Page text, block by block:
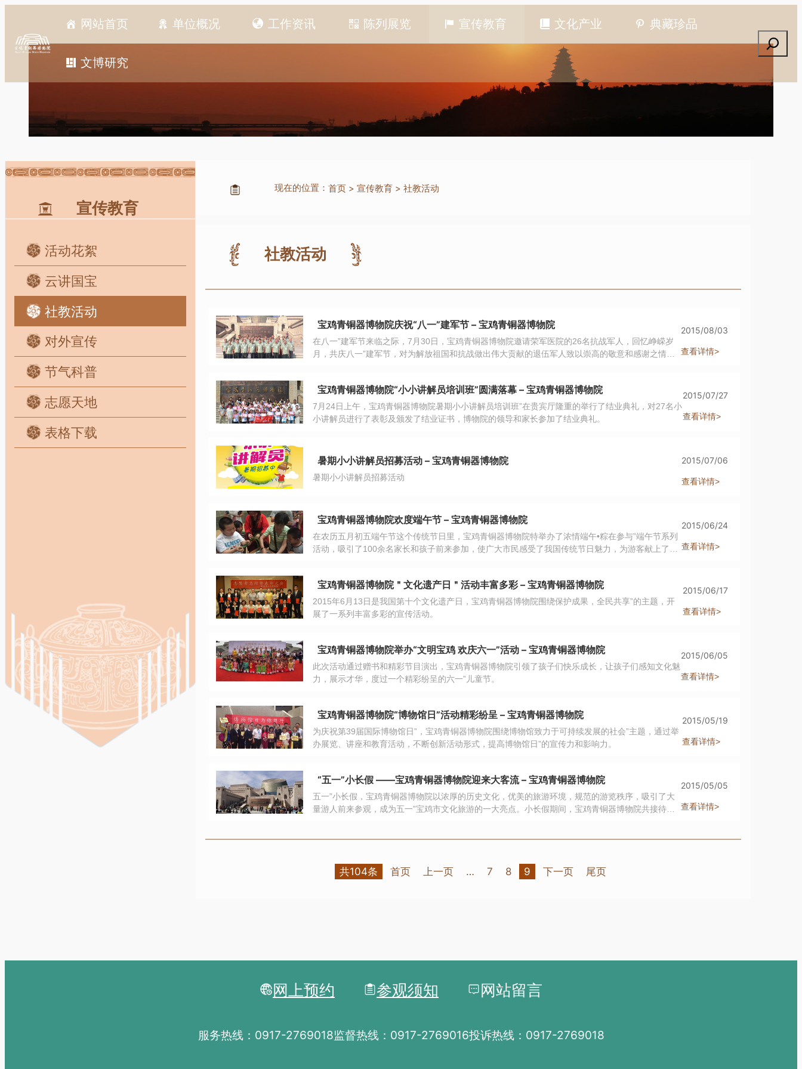
网站首页 单位概况 工作资讯 陈列展览 宣传教育 文化产业 典藏珍品
文博研究
搜索
宣传教育
活动花絮
云讲国宝
社教活动
对外宣传
节气科普
志愿天地
表格下载
现在的位置： 首页 > 宣传教育 > 社教活动
社教活动
宝鸡青铜器博物院庆祝“八一”建军节 – 宝鸡青铜器博物院
在八一”建军节来临之际，7月30日，宝鸡青铜器博物院邀请荣军医院的26名抗战军人，回忆峥嵘岁
月，共庆八一”建军节，对为解放祖国和抗战做出伟大贡献的退伍军人致以崇高的敬意和感谢之情。
枪林弹雨中他们奋不顾身，抛头颅洒热血，英勇抗战，当81岁的老兵齐长才说到侵略战争的血腥和
残酷时，不由自主地哽咽起来，使在场的人纷纷感动的泪流满面，深深地感受到了革命先烈用鲜血和
身躯换得了我们今天和平安宁的生活，更要珍惜来之不易的幸福生活。
2015/08/03
查看详情>
宝鸡青铜器博物院“小小讲解员培训班”圆满落幕 – 宝鸡青铜器博物院
7月24日上午，宝鸡青铜器博物院暑期小小讲解员培训班”在贵宾厅隆重的举行了结业典礼，对27名小
小讲解员进行了表彰及颁发了结业证书，博物院的领导和家长参加了结业典礼。
2015/07/27
查看详情>
暑期小小讲解员招募活动 – 宝鸡青铜器博物院
暑期小小讲解员招募活动
2015/07/06
查看详情>
宝鸡青铜器博物院欢度端午节 – 宝鸡青铜器博物院
在农历五月初五端午节这个传统节日里，宝鸡青铜器博物院特举办了浓情端午•粽在参与”端午节系列
活动，吸引了100余名家长和孩子前来参加，使广大市民感受了我国传统节日魅力，为游客献上了精
2015/06/24
查看详情>
宝鸡青铜器博物院＂文化遗产日＂活动丰富多彩 – 宝鸡青铜器博物院
2015年6月13日是我国第十个文化遗产日，宝鸡青铜器博物院围绕保护成果，全民共享”的主题，开
展了一系列丰富多彩的宣传活动。
2015/06/17
查看详情>
宝鸡青铜器博物院举办“文明宝鸡 欢庆六一”活动 – 宝鸡青铜器博物院
此次活动通过赠书和精彩节目演出，宝鸡青铜器博物院引领了孩子们快乐成长，让孩子们感知文化魅
力，展示才华，度过一个精彩纷呈的六一”儿童节。
2015/06/05
查看详情>
宝鸡青铜器博物院“博物馆日”活动精彩纷呈 – 宝鸡青铜器博物院
为庆祝第39届国际博物馆日”，宝鸡青铜器博物院围绕博物馆致力于可持续发展的社会”主题，通过举
办展览、讲座和教育活动，不断创新活动形式，提高博物馆日”的宣传力和影响力。
2015/05/19
查看详情>
“五一”小长假 ——宝鸡青铜器博物院迎来大客流 – 宝鸡青铜器博物院
五一”小长假，宝鸡青铜器博物院以浓厚的历史文化，优美的旅游环境，规范的游览秩序，吸引了大
量游人前来参观，成为五一”宝鸡市文化旅游的一大亮点。小长假期间，宝鸡青铜器博物院共接待中
2015/05/05
查看详情>
共104条 首页 上一页 … 7 8 9 下一页 尾页
网上预约 参观须知 网站留言
服务热线：0917-2769018监督热线：0917-2769016投诉热线：0917-2769018